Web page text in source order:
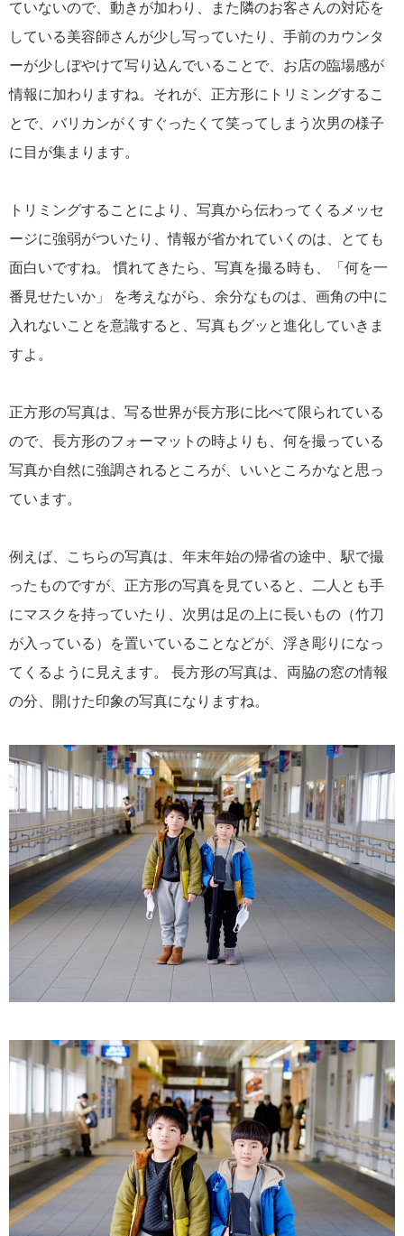
ていないので、動きが加わり、また隣のお客さんの対応を
している美容師さんが少し写っていたり、手前のカウンタ
ーが少しぼやけて写り込んでいることで、お店の臨場感が
情報に加わりますね。それが、正方形にトリミングするこ
とで、バリカンがくすぐったくて笑ってしまう次男の様子
に目が集まります。
トリミングすることにより、写真から伝わってくるメッセ
ージに強弱がついたり、情報が省かれていくのは、とても
面白いですね。 慣れてきたら、写真を撮る時も、「何を一
番見せたいか」 を考えながら、余分なものは、画角の中に
入れないことを意識すると、写真もグッと進化していきま
すよ。
正方形の写真は、写る世界が長方形に比べて限られている
ので、長方形のフォーマットの時よりも、何を撮っている
写真か自然に強調されるところが、いいところかなと思っ
ています。
例えば、こちらの写真は、年末年始の帰省の途中、駅で撮
ったものですが、正方形の写真を見ていると、二人とも手
にマスクを持っていたり、次男は足の上に長いもの（竹刀
が入っている）を置いていることなどが、浮き彫りになっ
てくるように見えます。 長方形の写真は、両脇の窓の情報
の分、開けた印象の写真になりますね。